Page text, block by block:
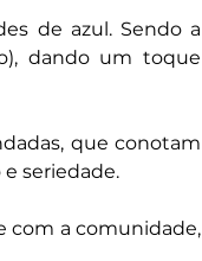
de azul. Sendo a
dando um toque
que conotam
seriedade.
com a comunidade,